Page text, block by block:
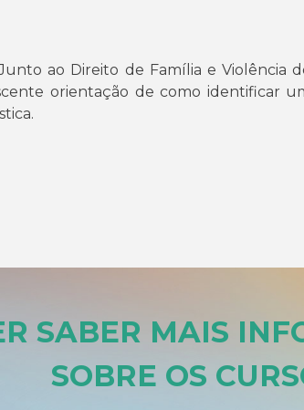
ao Direito de Família e Violência
orientação de como identificar
SABER MAIS
SOBRE OS